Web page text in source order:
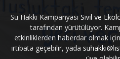
Su Hakkı Kampanyası Sivil ve
tarafından yürütülüyor.
etkinliklerden haberdar olmak için
irtibata geçebilir, yada